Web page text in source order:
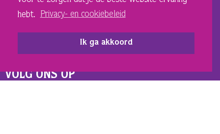
hebt.
Privacy- en cookiebeleid
Ik ga akkoord
Vacatures
Privacy- en cookiebeleid
Sponsoren en adverteerders
VOLG ONS OP